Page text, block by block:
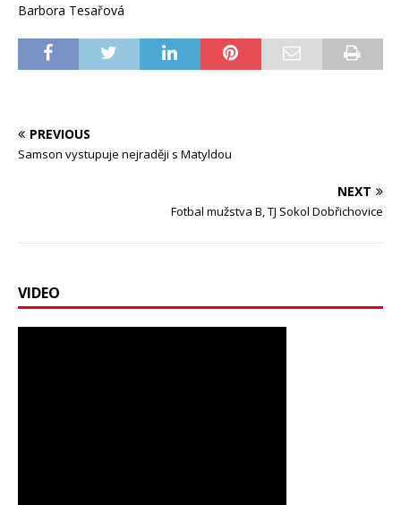
Barbora Tesařová
PREVIOUS
Samson vystupuje nejraději s Matyldou
NEXT
Fotbal mužstva B, TJ Sokol Dobřichovice
VIDEO